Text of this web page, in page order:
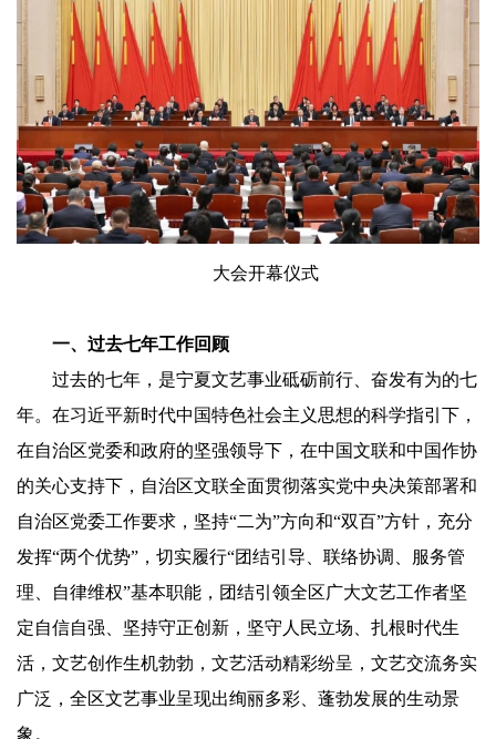
大会开幕仪式
一、过去七年工作回顾
过去的七年，是宁夏文艺事业砥砺前行、奋发有为的七
年。在习近平新时代中国特色社会主义思想的科学指引下，
在自治区党委和政府的坚强领导下，在中国文联和中国作协
的关心支持下，自治区文联全面贯彻落实党中央决策部署和
自治区党委工作要求，坚持“二为”方向和“双百”方针，充分
发挥“两个优势”，切实履行“团结引导、联络协调、服务管
理、自律维权”基本职能，团结引领全区广大文艺工作者坚
定自信自强、坚持守正创新，坚守人民立场、扎根时代生
活，文艺创作生机勃勃，文艺活动精彩纷呈，文艺交流务实
广泛，全区文艺事业呈现出绚丽多彩、蓬勃发展的生动景
象。